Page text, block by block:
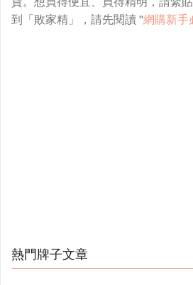
到「敗家精」，請先閱讀 "網購新手
熱門牌子文章